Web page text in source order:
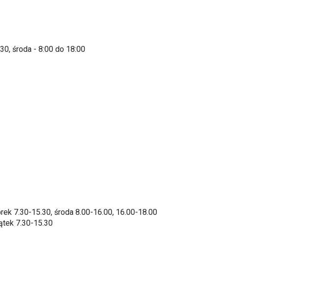
środa - 8:00 do 18:00
7.30-15.30, środa 8.00-16.00, 16.00-18.00
7.30-15.30